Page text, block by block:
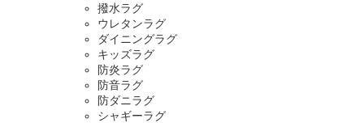
撥水ラグ
ウレタンラグ
ダイニングラグ
キッズラグ
防炎ラグ
防音ラグ
防ダニラグ
シャギーラグ